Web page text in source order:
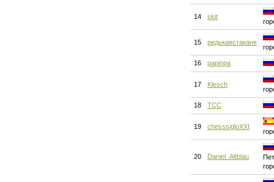
14 skit
15 редькавстакане
16 papinpa
17 Klesch
18 ТСС
19 chesssigloXXI
20 Daniel_Altblau